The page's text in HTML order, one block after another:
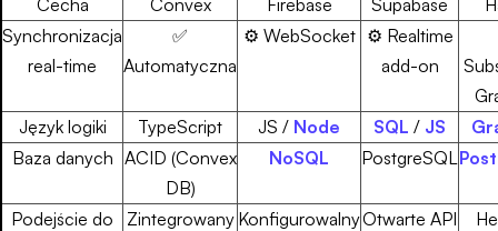
Cecha Convex Firebase Supabase
Synchronizacja
real-time
✅
Automatyczna
⚙️ WebSocket ⚙️ Realtime
add-on
Język logiki
TypeScript JS / Node SQL / JS
Baza danych ACID (Convex
DB)
NoSQL PostgreSQL
Podejście do
Zintegrowany KonfigurowalnyOtwarte API